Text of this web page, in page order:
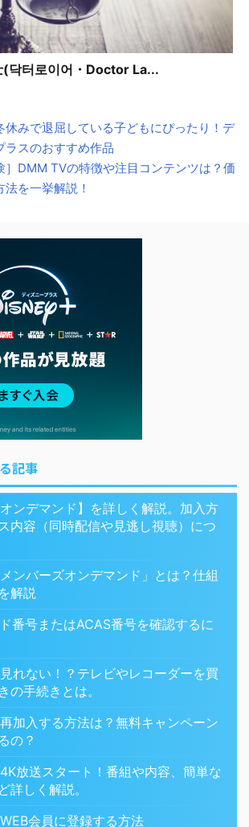
(닥터로이어・Doctor La...
休みで退屈している子どもにぴったり！デ
ラスのおすすめ作品
］DMM TVの特徴や注目コンテンツは？価
を一挙解説！
記事
オンデマンド】を詳しく解説。加入方
内容（同時配信や見逃し視聴）につ
メンバーズオンデマンド」とは？仕組
解説
番号またはACAS番号を確認するに
れない！？テレビやレコーダーを買
の手続きとは。
加入する方法は？無料キャンペーン
の？
放送スタート！番組や内容、簡単な
詳しく解説。
会員に登録する方法